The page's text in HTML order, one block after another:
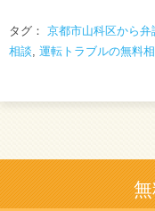
タグ： 京都市山科区から
相談, 運転トラブルの無料